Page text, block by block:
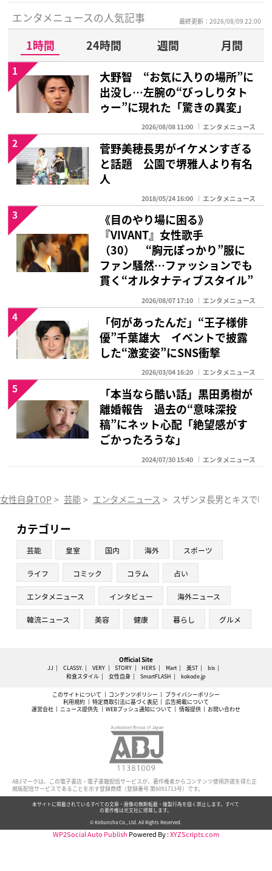
エンタメニュースの人気記事 最終更新：2026/08/09 22:00
1時間 24時間 週間
月間
大野智 “お気に入りの場所”に
出没し…左腕の“びっしりタト
ゥー”に現れた「驚きの異変」
2026/08/08 11:00 エンタメニュース
1
菅野美穂長男がイケメンすぎる
と話題 公園で堺雅人より有名
人
2018/05/24 16:00 エンタメニュース
2
《目のやり場に困る》
『VIVANT』女性歌手
（30） “胸元ぽっかり”服に
ファン騒然…ファッションでも
貫く“オルタナティブスタイル”
2026/08/07 17:10 エンタメニュース
3
「何があったんだ」“王子様俳
優”千葉雄大 イベントで披露
した“激変姿”にSNS衝撃
2026/03/04 16:20 エンタメニュース
4
「本当なら酷い話」黒田勇樹が
離婚報告 過去の“意味深投
稿”にネット心配「絶望感がす
ごかったろうな」
2024/07/30 15:40 エンタメニュース
5
女性自身TOP > 芸能 > エンタメニュース > スザンヌ長男とキスで囁
カテゴリー
芸能 皇室 国内 海外 スポーツ
ライフ コミック コラム 占い
エンタメニュース インタビュー 海外ニュース
韓流ニュース 美容 健康 暮らし グルメ
Official Site
JJ CLASSY. VERY STORY HERS Mart 美ST
bis
和食スタイル
女性自身 SmartFLASH kokode.jp
このサイトについて コンテンツポリシー
プライバシーポリシー
利用規約
特定商取引法に基づく表記
広告掲載について
運営会社
ニュース提供先 WEBプッシュ通知について 情報提供 お問い合わせ
ABJマークは、この電子書店・電子書籍配信サービスが、著作権者からコンテンツ使用許諾を得た正
規版配信サービスであることを示す登録商標（登録番号 第6091713号）です。
本サイトに掲載されているすべての文章・画像の無断転載・複製行為を固く禁止します。すべて
の著作権は光文社に帰属します。
© Kobunsha Co., Ltd. All Rights Reserved.
WP2Social Auto Publish Powered By :XYZScripts.com